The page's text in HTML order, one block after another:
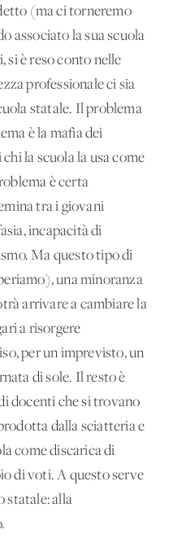
(ma ci torneremo
associato la sua scuola
si è reso conto nelle
professionale ci sia
statale. Il problema
è la mafia dei
la scuola la usa come
è certa
tra i giovani
incapacità di
Ma questo tipo di
una minoranza
arrivare a cambiare la
a risorgere
per un imprevisto, un
di sole. Il resto è
docenti che si trovano
dalla sciatteria e
come discarica di
di voti. A questo serve
statale: alla